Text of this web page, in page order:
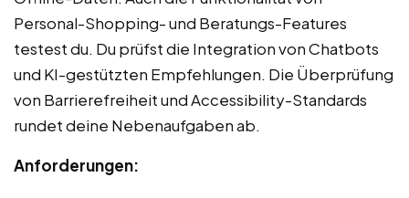
Personal-Shopping- und Beratungs-Features
testest du. Du prüfst die Integration von Chatbots
und KI-gestützten Empfehlungen. Die Überprüfung
von Barrierefreiheit und Accessibility-Standards
rundet deine Nebenaufgaben ab.
Anforderungen: